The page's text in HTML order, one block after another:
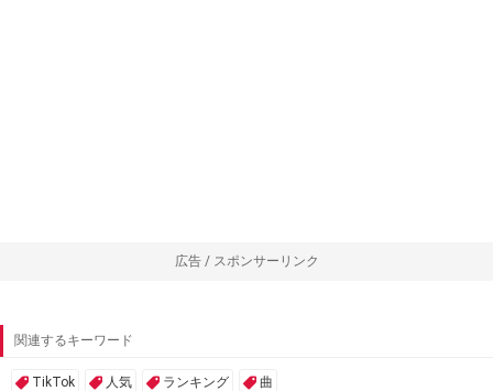
広告 / スポンサーリンク
関連するキーワード
TikTok 人気 ランキング 曲